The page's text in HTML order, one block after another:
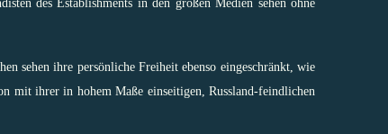
des Establishments in den großen Medien sehen ohne
sehen ihre persönliche Freiheit ebenso eingeschränkt, wie
mit ihrerin hohem Maße einseitigen, Russland-feindlichen